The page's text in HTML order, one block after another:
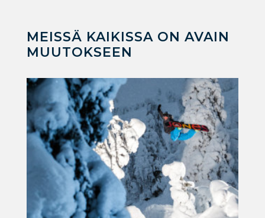
MEISSÄ KAIKISSA ON AVAIN
MUUTOKSEEN